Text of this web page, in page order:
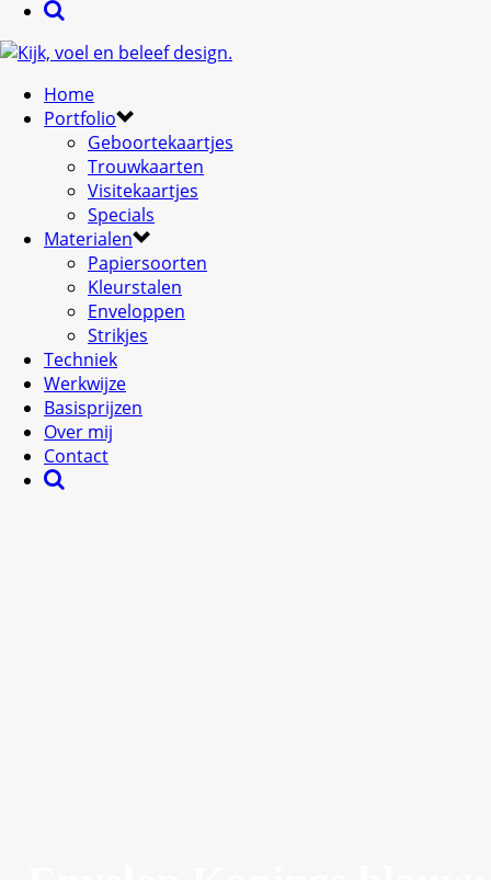
Home
Portfolio
Geboortekaartjes
Trouwkaarten
Visitekaartjes
Specials
Materialen
Papiersoorten
Kleurstalen
Enveloppen
Strikjes
Techniek
Werkwijze
Basisprijzen
Over mij
Contact